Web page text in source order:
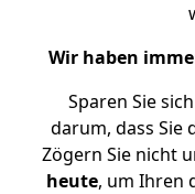
Wir haben
Sparen Sie
darum, dass Sie
Zögern Sie nicht
heute, um Ihren